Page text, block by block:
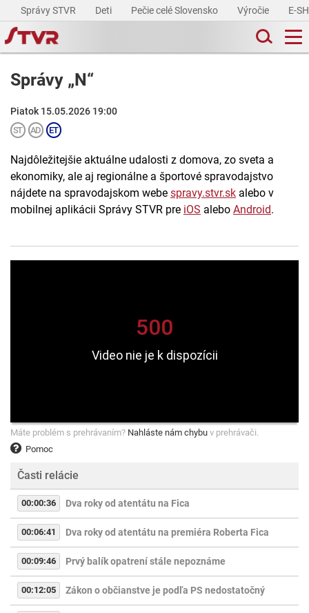
Správy STVR Deti Pečie celé Slovensko Výročie E-
Správy „N“
Piatok 15.05.2026 19:00
Najdôležitejšie aktuálne udalosti z domova, zo sveta a
ekonomiky, ale aj regionálne a športové spravodajstvo
nájdete na spravodajskom webe spravy.stvr.sk alebo v
mobilnej aplikácii Správy STVR pre iOS alebo Android.
Pomoc
Máte problém s prehrávaním? Nahláste nám chybu v prehrávači.
Časti relácie
00:00:36 Dva roky od atentátu na Fica
00:06:41 Dva roky od atentátu na premiéra Roberta Fica
00:09:46 Prvý balík opatrení stále nepoznáme
00:12:05 Zákon o občianstve je podľa PS nedostatočný